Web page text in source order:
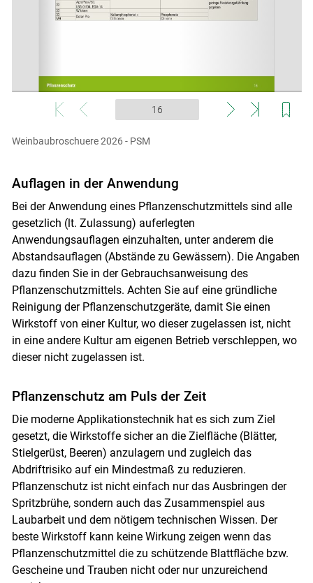
Weinbaubroschuere 2026 - PSM
Auflagen in der Anwendung
Bei der Anwendung eines Pflanzenschutzmittels sind alle
gesetzlich (lt. Zulassung) auferlegten
Anwendungsauflagen einzuhalten, unter anderem die
Abstandsauflagen (Abstände zu Gewässern). Die Angaben
dazu finden Sie in der Gebrauchsanweisung des
Pflanzenschutzmittels. Achten Sie auf eine gründliche
Reinigung der Pflanzenschutzgeräte, damit Sie einen
Wirkstoff von einer Kultur, wo dieser zugelassen ist, nicht
in eine andere Kultur am eigenen Betrieb verschleppen, wo
dieser nicht zugelassen ist.
Pflanzenschutz am Puls der Zeit
Die moderne Applikationstechnik hat es sich zum Ziel
gesetzt, die Wirkstoffe sicher an die Zielfläche (Blätter,
Stielgerüst, Beeren) anzulagern und zugleich das
Abdriftrisiko auf ein Mindestmaß zu reduzieren.
Pflanzenschutz ist nicht einfach nur das Ausbringen der
Spritzbrühe, sondern auch das Zusammenspiel aus
Laubarbeit und dem nötigem technischen Wissen. Der
beste Wirkstoff kann keine Wirkung zeigen wenn das
Pflanzenschutzmittel die zu schützende Blattfläche bzw.
Gescheine und Trauben nicht oder nur unzureichend